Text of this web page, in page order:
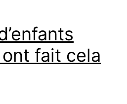
fait cela